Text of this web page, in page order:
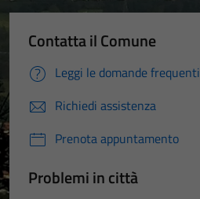
Contatta il Comune
Leggi le domande frequenti
Richiedi assistenza
Prenota appuntamento
Problemi in città